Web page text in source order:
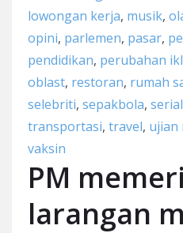
lowongan kerja, musik,
opini, parlemen, pasar,
pendidikan, perubahan
oblast, restoran, rumah
selebriti, sepakbola, serial
transportasi, travel, ujian
vaksin
PM
larangan